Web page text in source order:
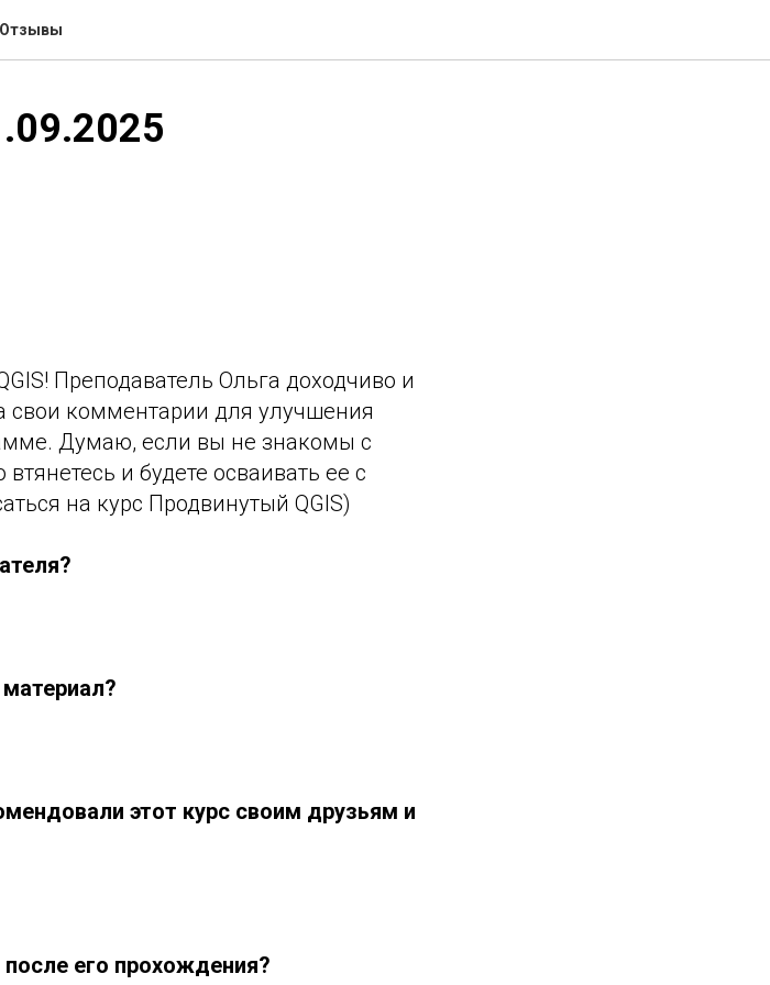
Отзывы
Преподаватель Ольга доходчиво и
свои комментарии для улучшения
Думаю, если вы не знакомы с
и будете осваивать ее с
на курс Продвинутый QGIS)
этот курс своим друзьям и
его прохождения?